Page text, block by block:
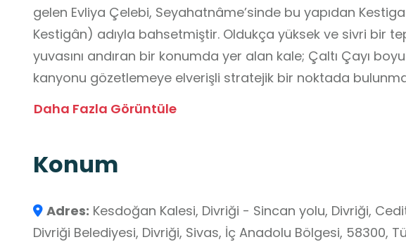
gelen Evliya Çelebi, Seyahatnâme’sinde bu yapıdan
Kestigân) adıyla bahsetmiştir. Oldukça yüksek ve sivri bir
yuvasını andıran bir konumda yer alan kale; Çaltı Çayı
kanyonu gözetlemeye elverişli stratejik bir noktada
Daha Fazla Görüntüle
Konum
Adres: Kesdoğan Kalesi, Divriği - Sincan yolu, Divriği,
Divriği Belediyesi, Divriği, Sivas, İç Anadolu Bölgesi, 58300,